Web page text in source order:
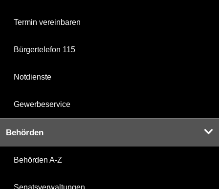
Termin vereinbaren
Bürgertelefon 115
Notdienste
Gewerbeservice
Behörden
Behörden A-Z
Senatsverwaltungen